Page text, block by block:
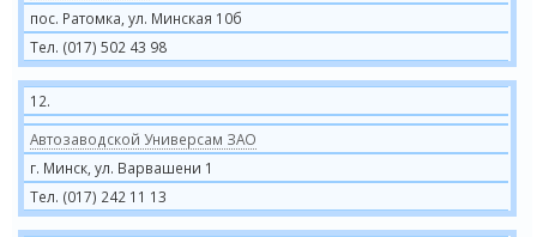
пос. Ратомка, ул. Минская 10б
Тел. (017) 502 43 98
12.
Автозаводской Универсам ЗАО
г. Минск, ул. Варвашени 1
Тел. (017) 242 11 13